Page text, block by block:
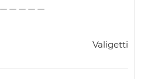
Valigetti